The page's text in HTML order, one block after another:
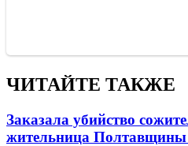
ЧИТАЙТЕ ТАКЖЕ
Заказала убийство
жительница Полтавщины